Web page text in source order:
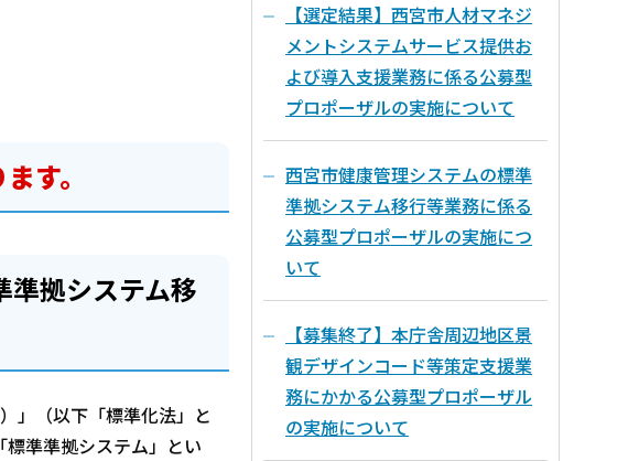
す。
準拠システム移
」（以下「標準化法」と
準準拠システム」とい
【選定結果】西宮市人材マネジ
メントシステムサービス提供お
よび導入支援業務に係る公募型
プロポーザルの実施について
西宮市健康管理システムの標準
準拠システム移行等業務に係る
公募型プロポーザルの実施につ
いて
【募集終了】本庁舎周辺地区景
観デザインコード等策定支援業
務にかかる公募型プロポーザル
の実施について